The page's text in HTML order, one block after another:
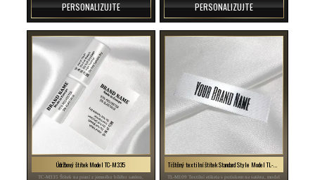
PERSONALIZUJTE PERSONALIZUJTE
Údržbový štítek Model TC-M335
TC-M335 Štítek na praní z jemného bílého saténu,
TL-M109 Textilní etiketa s potiskem na saténu, model